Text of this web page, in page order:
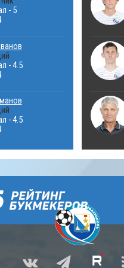
- 5
- 4.5
- 4.5